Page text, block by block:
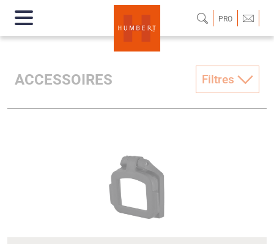
PRO
ACCESSOIRES Filtres